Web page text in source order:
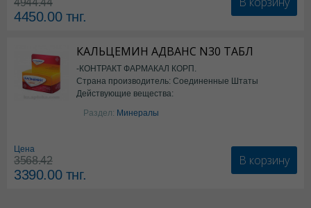
4944.44
4450.00тнг.
КАЛЬЦЕМИН АДВАНС N30 ТАБЛ
-КОНТРАКТ ФАРМАКАЛ КОРП.
Страна производитель: Соединенные Штаты
Америки
Действующие вещества:
Колекальциферол+Кальция
карбонат
Раздел: Минералы
Цена
3568.42
3390.00тнг.
В корзину